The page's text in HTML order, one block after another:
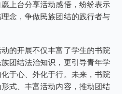
上台分享活动感悟，纷纷表示
念，争做民族团结的践行者与
的开展不仅丰富了学生的书院
团结法治知识，更引导青年学
于心、外化于行。未来，书院
式、丰富活动内容，推动团结